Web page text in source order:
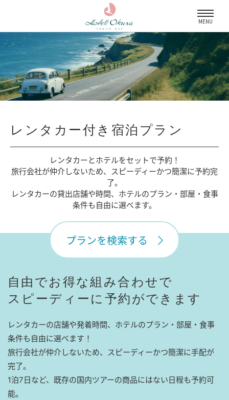
MENU
レンタカー付き宿泊プラン
レンタカーとホテルをセットで予約！
旅行会社が仲介しないため、
スピーディーかつ簡潔に予約完
了。
レンタカーの貸出店舗や時間、 ホテルのプラン・部屋・食事
条件も自由に選べます。
プランを検索する
自由でお得な組み合わせで
スピーディーに予約ができます
レンタカーの店舗や発着時間、ホテルのプラン・部屋・食事
条件も自由に選べます！
旅行会社が仲介しないため、スピーディーかつ簡潔に手配が
完了。
1泊7日など、既存の国内ツアーの商品にはない日程も予約可
能。